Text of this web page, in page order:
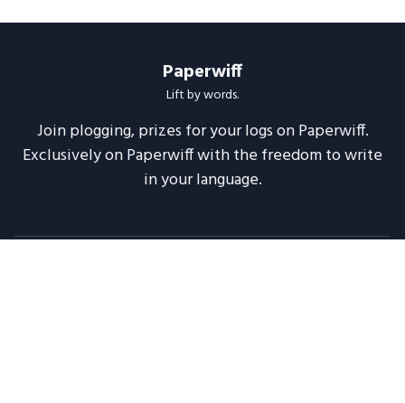
Paperwiff
Lift by words.
Join plogging, prizes for your logs on Paperwiff.
Exclusively on Paperwiff with the freedom to write
in your language.